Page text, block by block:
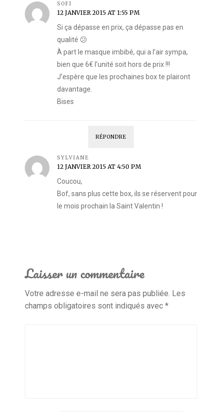
SOFI
12 JANVIER 2015 AT 1:55 PM
Si ça dépasse en prix, ça dépasse pas en
qualité 😕
À part le masque imbibé, qui a l’air sympa,
bien que 6€ l’unité soit hors de prix !!!
J’espère que les prochaines box te plairont
davantage.
Bises
RÉPONDRE
SYLVIANE
12 JANVIER 2015 AT 4:50 PM
Coucou,
Bof, sans plus cette box, ils se réservent pour
le mois prochain la Saint Valentin !
Laisser un commentaire
Votre adresse e-mail ne sera pas publiée. Les
champs obligatoires sont indiqués avec *